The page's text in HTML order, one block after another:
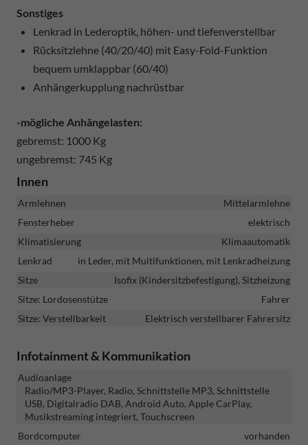
Sonstiges
Lenkrad in Lederoptik, höhen- und tiefenverstellbar
Rücksitzlehne (40/20/40) mit Easy-Fold-Funktion
bequem umklappbar (60/40)
Anhängerkupplung nachrüstbar
-mögliche Anhängelasten:
gebremst: 1000 Kg
ungebremst: 745 Kg
Innen
Armlehnen
Mittelarmlehne
Fensterheber
elektrisch
Klimatisierung
Klimaautomatik
Lenkrad
in Leder, mit Multifunktionen, mit Lenkradheizung
Sitze
Isofix (Kindersitzbefestigung), Sitzheizung
Sitze: Lordosenstütze
Fahrer
Sitze: Verstellbarkeit
Elektrisch verstellbarer Fahrersitz
Infotainment & Kommunikation
Audioanlage
Radio/MP3-Player, Radio, Schnittstelle MP3, Schnittstelle
USB, Digitalradio DAB, Android Auto, Apple CarPlay,
Musikstreaming integriert, Touchscreen
Bordcomputer
vorhanden